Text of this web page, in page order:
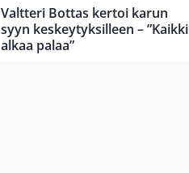
Valtteri Bottas kertoi karun
syyn keskeytyksilleen – ”Kaikki
alkaa palaa”